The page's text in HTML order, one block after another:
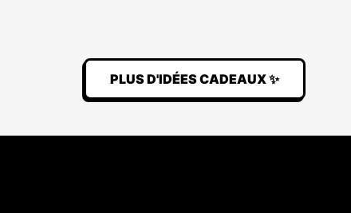
PLUS D'IDÉES CADEAUX ✨